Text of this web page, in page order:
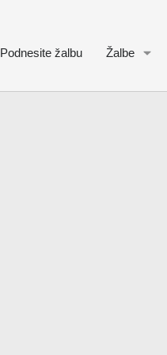
Podnesite žalbu Žalbe